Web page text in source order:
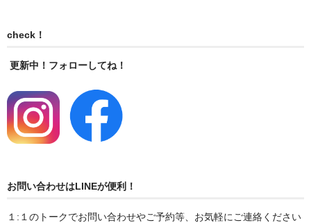
check！
更新中！フォローしてね！
お問い合わせはLINEが便利！
１:１のトークでお問い合わせやご予約等、お気軽にご連絡ください